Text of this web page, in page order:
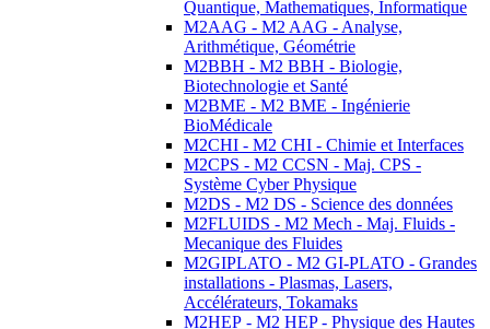
Quantique, Mathematiques, Informatique
M2AAG - M2 AAG - Analyse,
Arithmétique, Géométrie
M2BBH - M2 BBH - Biologie,
Biotechnologie et Santé
M2BME - M2 BME - Ingénierie
BioMédicale
M2CHI - M2 CHI - Chimie et Interfaces
M2CPS - M2 CCSN - Maj. CPS -
Système Cyber Physique
M2DS - M2 DS - Science des données
M2FLUIDS - M2 Mech - Maj. Fluids -
Mecanique des Fluides
M2GIPLATO - M2 GI-PLATO - Grandes
installations - Plasmas, Lasers,
Accélérateurs, Tokamaks
M2HEP - M2 HEP - Physique des Hautes